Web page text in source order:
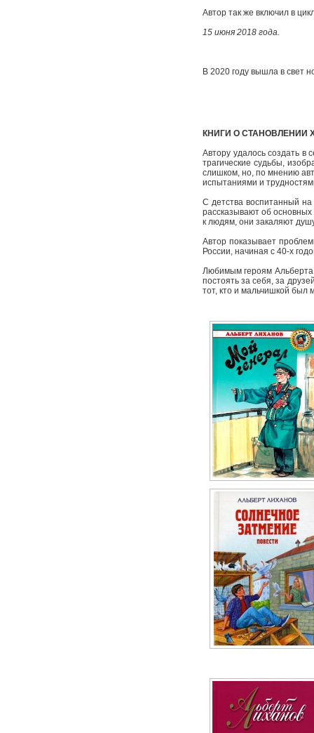
Автор так же включил в
15 июня 2018 года.
В 2020 году вышла в свет
КНИГИ О СТАНОВЛЕНИИ
Автору удалось создать в
трагические судьбы,
слишком, но, по мнению
испытаниями и
С детства воспитанный
рассказывают об основных
к людям, они закаляют
Автор показывает
России, начиная с 40-х
Любимым героям Альберта
постоять за себя, за
тот, кто и мальчишкой был